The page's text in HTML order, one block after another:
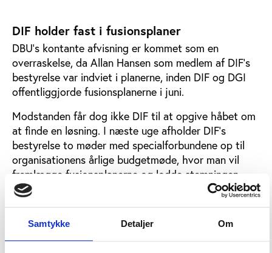
Samtykke Detaljer Om
DIF holder fast i fusionsplaner
DBU's kontante afvisning er kommet som en
overraskelse, da Allan Hansen som medlem af DIF's
bestyrelse var indviet i planerne, inden DIF og DGI
offentliggjorde fusionsplanerne i juni.
Modstanden får dog ikke DIF til at opgive håbet om
at finde en løsning. I næste uge afholder DIF's
bestyrelse to møder med specialforbundene op til
organisationens årlige budgetmøde, hvor man vil
fremlægge fusionsplanerne og lodde stemningen
blandt alle medlemsforbundene. DIF's formand, Niels
Nygaard, hæfter sig især ved, at DBU's afvisning
ikke er principiel og kategorisk. "Vi vil derfor nu høre
DBU nærmere om, hvad det er for en fusionsmodel,